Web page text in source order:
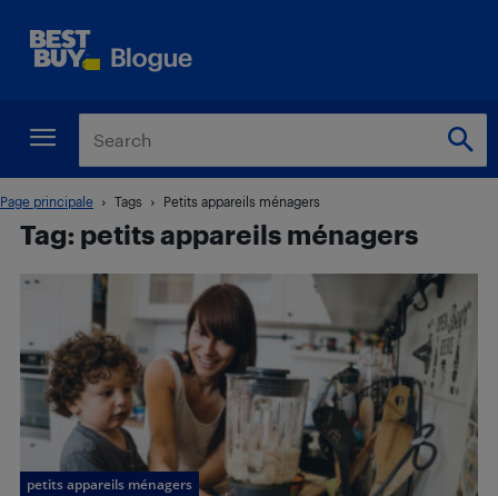
Page principale Tags Petits appareils ménagers
Tag: petits appareils ménagers
petits appareils ménagers